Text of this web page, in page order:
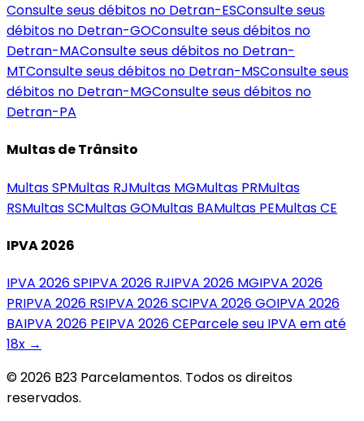
Consulte seus débitos no Detran-ESConsulte seus
débitos no Detran-GOConsulte seus débitos no
Detran-MAConsulte seus débitos no Detran-
MTConsulte seus débitos no Detran-MSConsulte seus
débitos no Detran-MGConsulte seus débitos no
Detran-PA
Multas de Trânsito
MultasSPMultas RJMultas MGMultas PRMultas
RSMultasSCMultasGOMultas BAMultas PEMultasCE
IPVA 2026
IPVA 2026SPIPVA 2026 RJIPVA 2026 MGIPVA 2026
PRIPVA 2026 RSIPVA 2026SCIPVA 2026GOIPVA 2026
BAIPVA 2026 PEIPVA 2026CEParcele seu IPVA em até
18x →
© 2026 B23 Parcelamentos. Todos os direitos
reservados.